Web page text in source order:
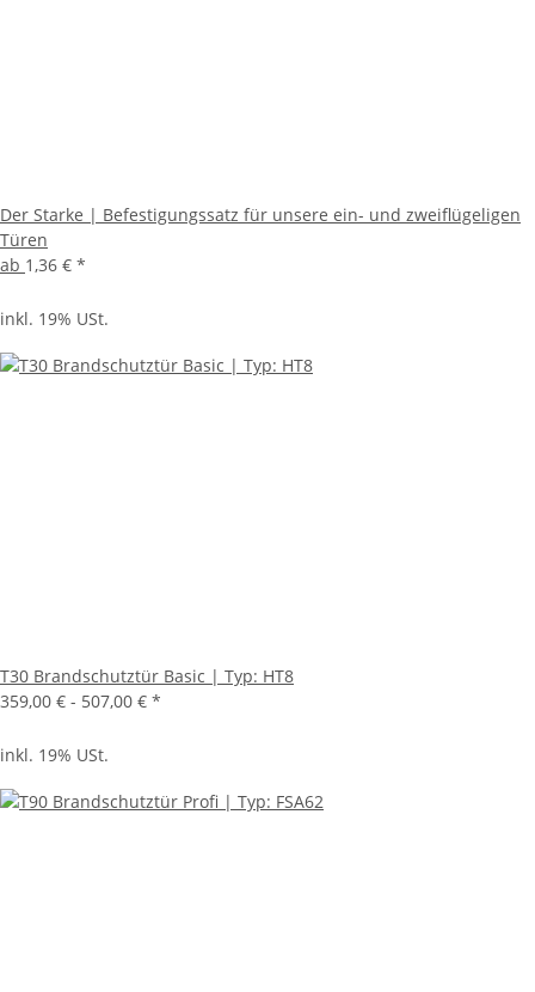
Der Starke | Befestigungssatz für unsere ein- und zweiflügeligen
Türen
ab 1,36 € *
inkl. 19% USt.
T30 Brandschutztür Basic | Typ: HT8
359,00 € - 507,00 € *
inkl. 19% USt.